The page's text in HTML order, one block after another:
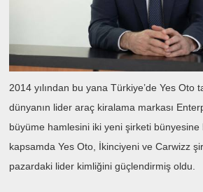
2014 yılından bu yana Türkiye’de Yes Oto
dünyanın lider araç kiralama markası
büyüme hamlesini iki yeni şirketi
kapsamda Yes Oto, İkinciyeni ve Carwizz
pazardaki lider kimliğini güçlendirmiş oldu.